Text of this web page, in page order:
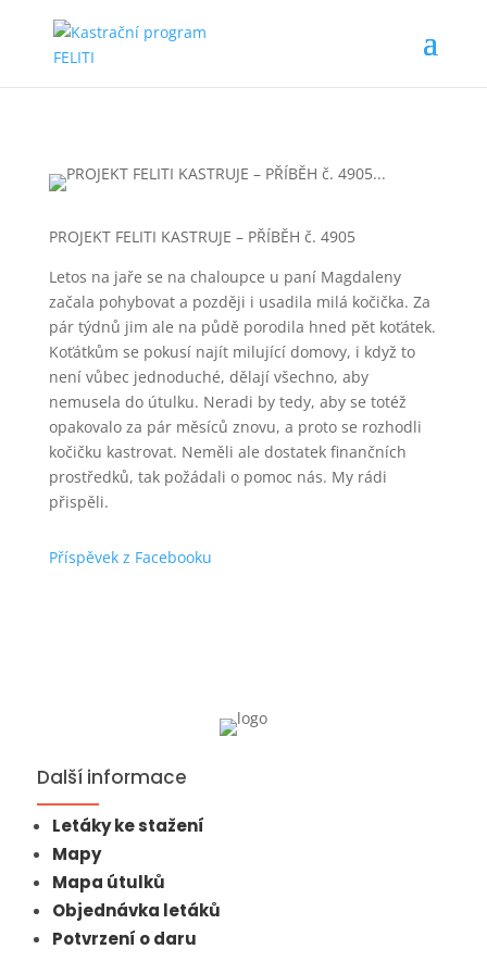
PROJEKT FELITI KASTRUJE – PŘÍBĚH č. 4905
Letos na jaře se na chaloupce u paní Magdaleny
začala pohybovat a později i usadila milá kočička. Za
pár týdnů jim ale na půdě porodila hned pět koťátek.
Koťátkům se pokusí najít milující domovy, i když to
není vůbec jednoduché, dělají všechno, aby
nemusela do útulku. Neradi by tedy, aby se totéž
opakovalo za pár měsíců znovu, a proto se rozhodli
kočičku kastrovat. Neměli ale dostatek finančních
prostředků, tak požádali o pomoc nás. My rádi
přispěli.
Příspěvek z Facebooku
Další informace
Letáky ke stažení
Mapy
Mapa útulků
Objednávka letáků
Potvrzení o daru